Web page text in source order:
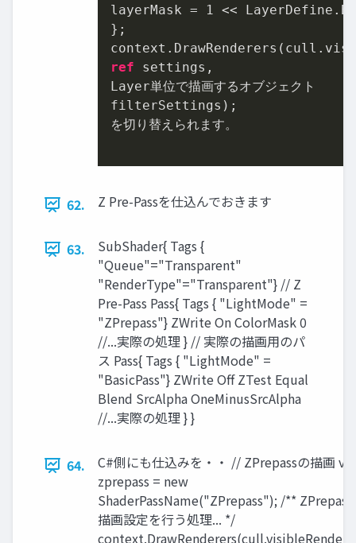
layerMask =
1 << LayerDefine.BG
};
ref settings,
Layer単位で描画するオブジェクト
filterSettings);
を切り替えられます。
62. Z Pre-Passを仕込んでおきます
63.
SubShader{ Tags {
"Queue"="Transparent"
"RenderType"="Transparent"} // Z
Pre-Pass Pass{ Tags { "LightMode" =
"ZPrepass"} ZWrite On ColorMask 0
//...実際の処理 } // 実際の描画用のパ
ス Pass{ Tags { "LightMode" =
"BasicPass"} ZWrite Off ZTest Equal
Blend SrcAlpha OneMinusSrcAlpha
//...実際の処理 } }
64.
C#側にも仕込みを・・ // ZPrepassの描画 var
zprepass = new
ShaderPassName("ZPrepass"); /**
描画設定を行う処理... */